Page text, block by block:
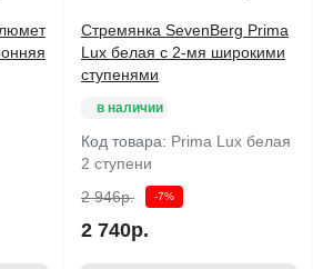
Стремянка SevenBerg Prima
Lux белая с 2-мя широкими
ступенями
в наличии
Код товара: Prima Lux белая
2 ступени
2 946р.
-7%
2 740р.